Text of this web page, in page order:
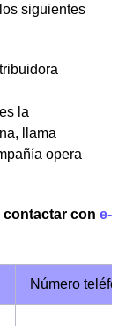
siguientes
la
llama
opera
contactar con e-
Número teléfono